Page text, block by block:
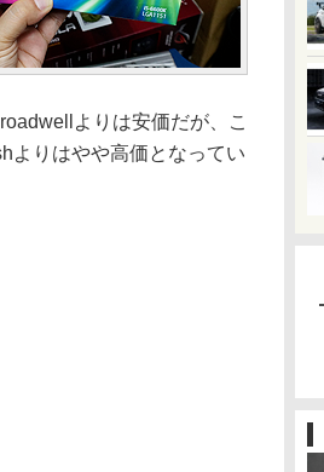
よりは安価だが、こ
よりはやや高価となってい